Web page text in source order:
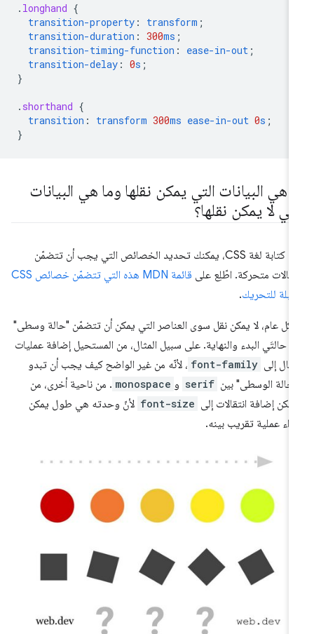
.longhand
transition-property: transform
transition-duration: 300
transition-timing-function: ease-in-out
transition-delay:
.shorthand
transition: transform 300 ms ease-in-out
هي البيانات التي يمكن نقلها وما هي البيانات
لا يمكن نقلها؟
عند كتابة لغة CSS، يمكنك تحديد الخصائص التي يجب أن تتضمّن
متحركة. اطّلِع على
قائمة MDN هذه التي تتضمّن خصائص CSS
للتحريك.
عام، لا يمكن نقل سوى العناصر التي يمكن أن تتضمّن "حالة وسطى"
حالتَي البدء والنهاية. على سبيل المثال، من المستحيل إضافة عمليات
إلى font-family ، لأنّه من غير الواضح كيف يجب أن تبدو
الوسطى" بين serif و monospace . من ناحية أخرى، من
إضافة انتقالات إلى font-size لأنّ وحدته هي طول يمكن
عملية تقريب بينه.